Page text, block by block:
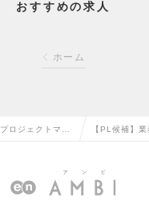
おすすめの求人
ホーム
プロジェクトマネ
オープン系）の転
【PL候補】
格取得支援充